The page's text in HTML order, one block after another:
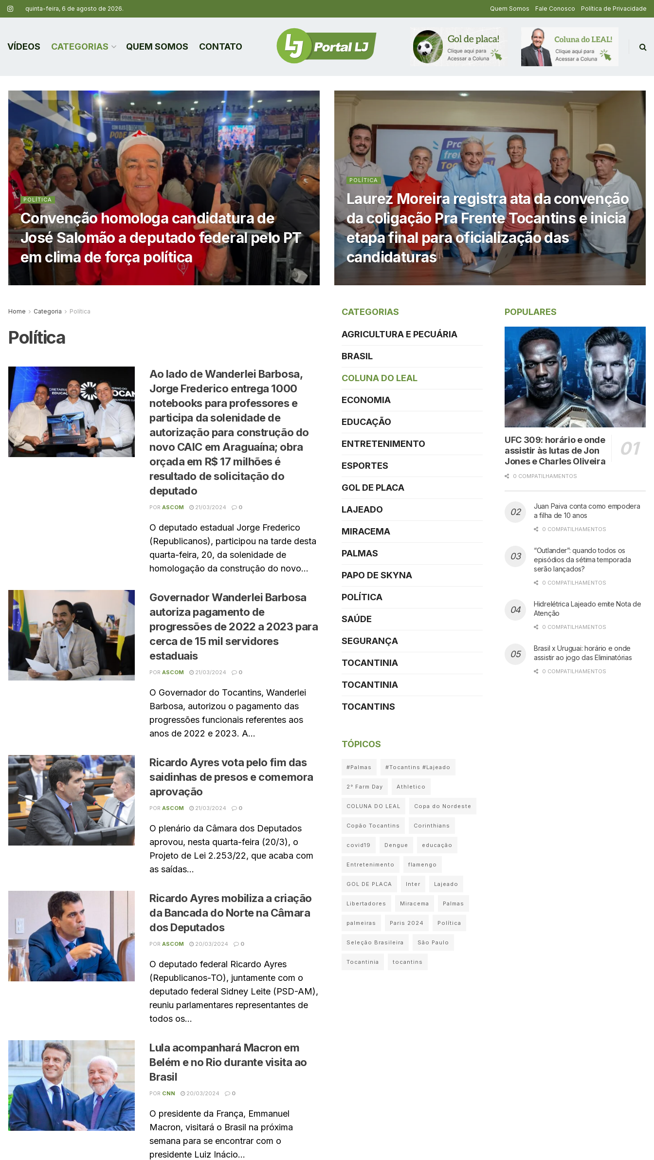
quinta-feira, 6 de agosto de 2026. Quem Somos Fale Conosco Política de Privacidade
VÍDEOS CATEGORIAS QUEM SOMOS CONTATO
POLÍTICA
Convenção homologa candidatura de
José Salomão a deputado federal pelo PT
em clima de força política
POLÍTICA
Laurez Moreira registra ata da convenção
da coligação Pra Frente Tocantins e inicia
etapa final para oficialização das
candidaturas
Home Categoria Política
Política
Ao lado de Wanderlei Barbosa,
Jorge Frederico entrega 1000
notebooks para professores e
participa da solenidade de
autorização para construção do
novo CAIC em Araguaína; obra
orçada em R$ 17 milhões é
resultado de solicitação do
deputado
POR ASCOM 21/03/2024 0
O deputado estadual Jorge Frederico
(Republicanos), participou na tarde desta
quarta-feira, 20, da solenidade de
homologação da construção do novo...
Governador Wanderlei Barbosa
autoriza pagamento de
progressões de 2022 a 2023 para
cerca de 15 mil servidores
estaduais
POR ASCOM 21/03/2024 0
O Governador do Tocantins, Wanderlei
Barbosa, autorizou o pagamento das
progressões funcionais referentes aos
anos de 2022 e 2023. A...
Ricardo Ayres vota pelo fim das
saidinhas de presos e comemora
aprovação
POR ASCOM 21/03/2024 0
O plenário da Câmara dos Deputados
aprovou, nesta quarta-feira (20/3), o
Projeto de Lei 2.253/22, que acaba com
as saídas...
Ricardo Ayres mobiliza a criação
da Bancada do Norte na Câmara
dos Deputados
POR ASCOM 20/03/2024 0
O deputado federal Ricardo Ayres
(Republicanos-TO), juntamente com o
deputado federal Sidney Leite (PSD-AM),
reuniu parlamentares representantes de
todos os...
Lula acompanhará Macron em
Belém e no Rio durante visita ao
Brasil
POR CNN 20/03/2024 0
O presidente da França, Emmanuel
Macron, visitará o Brasil na próxima
semana para se encontrar com o
presidente Luiz Inácio...
CATEGORIAS
AGRICULTURA E PECUÁRIA
BRASIL
COLUNA DO LEAL
ECONOMIA
EDUCAÇÃO
ENTRETENIMENTO
ESPORTES
GOL DE PLACA
LAJEADO
MIRACEMA
PALMAS
PAPO DE SKYNA
POLÍTICA
SAÚDE
SEGURANÇA
TOCANTINIA
TOCANTINIA
TOCANTINS
TÓPICOS
#Palmas #Tocantins #Lajeado
2° Farm Day Athletico
COLUNA DO LEAL Copa do Nordeste
Copão Tocantins Corinthians
covid19 Dengue educação
Entretenimento flamengo
GOL DE PLACA Inter Lajeado
Libertadores Miracema Palmas
palmeiras Paris 2024 Política
Seleção Brasileira São Paulo
Tocantinia tocantins
POPULARES
UFC 309: horário e onde
assistir às lutas de Jon
Jones e Charles Oliveira
0 COMPATILHAMENTOS
Juan Paiva conta como empodera
a filha de 10 anos
0 COMPATILHAMENTOS
“Outlander”: quando todos os
episódios da sétima temporada
serão lançados?
0 COMPATILHAMENTOS
Hidrelétrica Lajeado emite Nota de
Atenção
0 COMPATILHAMENTOS
Brasil x Uruguai: horário e onde
assistir ao jogo das Eliminatórias
0 COMPATILHAMENTOS